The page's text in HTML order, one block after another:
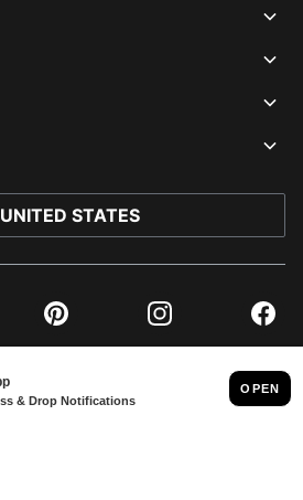
UNITED STATES
Pinterest Instagram
© PUMA NORTH AMERICA, INC.
IMPRINT AND LEGAL DATA